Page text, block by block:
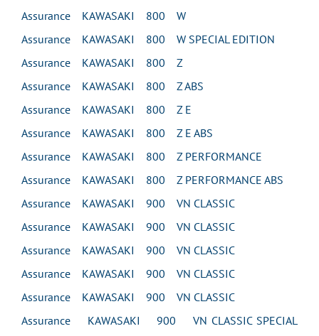
Assurance KAWASAKI 800 W
Assurance KAWASAKI 800 W SPECIAL EDITION
Assurance KAWASAKI 800 Z
Assurance KAWASAKI 800 Z ABS
Assurance KAWASAKI 800 Z E
Assurance KAWASAKI 800 Z E ABS
Assurance KAWASAKI 800 Z PERFORMANCE
Assurance KAWASAKI 800 Z PERFORMANCE ABS
Assurance KAWASAKI 900 VN CLASSIC
Assurance KAWASAKI 900 VN CLASSIC
Assurance KAWASAKI 900 VN CLASSIC
Assurance KAWASAKI 900 VN CLASSIC
Assurance KAWASAKI 900 VN CLASSIC
Assurance KAWASAKI 900 VN CLASSIC SPECIAL